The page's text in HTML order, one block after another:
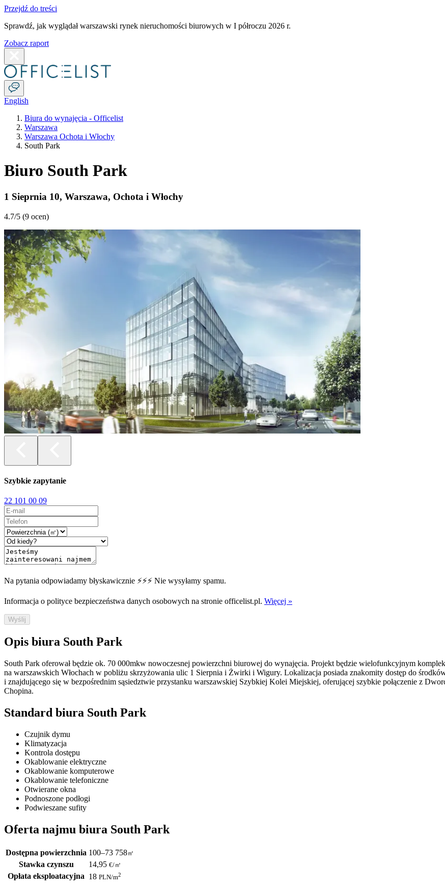
Przejdź do treści
Sprawdź, jak wyglądał warszawski rynek nieruchomości biurowych w I półroczu 2026 r.
Zobacz raport
English
Biura do wynajęcia - Officelist
Warszawa
Warszawa Ochota i Włochy
South Park
Biuro South Park
1 Sieprnia 10, Warszawa, Ochota i Włochy
4.7/5 (9 ocen)
Szybkie zapytanie
22 101 00 09
Na pytania odpowiadamy błyskawicznie ⚡⚡⚡ Nie wysyłamy spamu.
Informacja o polityce bezpieczeństwa danych osobowych na stronie officelist.pl. Więcej »
Wyślij
Opis biura South Park
South Park oferował będzie ok. 70 000mkw nowoczesnej powierzchni biurowej do wynajęcia. Projekt będzie wielofunkcyjnym
na warszawskich Włochach w pobliżu skrzyżowania ulic 1 Sierpnia i Żwirki i Wigury. Lokalizacja posiada znakomity dostęp do
i znajdującego się w bezpośrednim sąsiedztwie przystanku warszawskiej Szybkiej Kolei Miejskiej, oferującej szybkie połączenie z
Chopina.
Standard biura South Park
Czujnik dymu
Klimatyzacja
Kontrola dostępu
Okablowanie elektryczne
Okablowanie komputerowe
Okablowanie telefoniczne
Otwierane okna
Podnoszone podłogi
Podwieszane sufity
Oferta najmu biura South Park
Dostępna powierzchnia 100–73 758㎡
Stawka czynszu 14,95 €/㎡
Opłata eksploatacyjna 18 PLN/m2